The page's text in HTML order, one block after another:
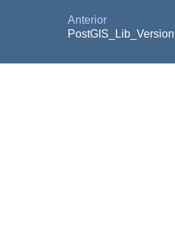
Anterior
PostGIS_Lib_Version